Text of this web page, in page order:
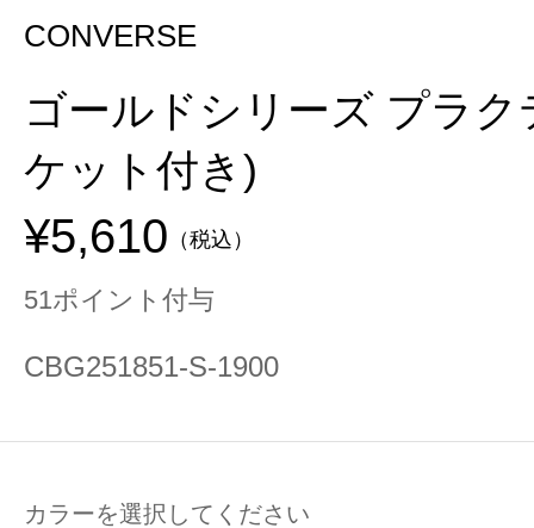
CONVERSE
ゴールドシリーズ プラ
ケット付き)
¥5,610 （税込）
51ポイント付与
CBG251851-S-1900
カラーを選択してください